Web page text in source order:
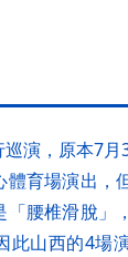
演，原本7
體育場演出，
「腰椎滑脫」
此山西的4場